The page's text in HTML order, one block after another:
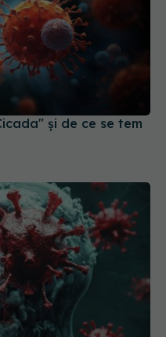
și de ce se tem